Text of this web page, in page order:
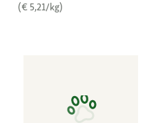
(€ 5,21/kg)